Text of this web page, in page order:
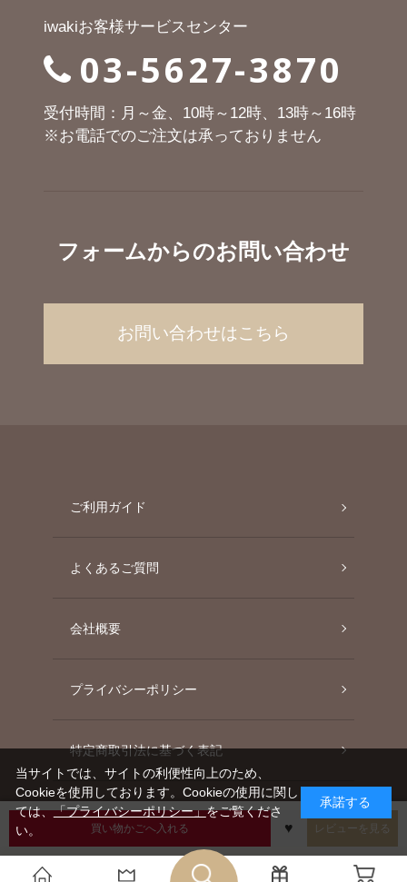
iwakiお客様サービスセンター
03-5627-3870
受付時間：月～金、10時～12時、13時～16時
※お電話でのご注文は承っておりません
フォームからのお問い合わせ
お問い合わせはこちら
ご利用ガイド
よくあるご質問
会社概要
プライバシーポリシー
特定商取引法に基づく表記
Twitter Line
当サイトでは、サイトの利便性向上のため、
Cookieを使用しております。Cookieの使用に関し
ては、「プライバシーポリシー」をご覧くださ
い。
承諾する
買い物かごへ入れる レビューを見る